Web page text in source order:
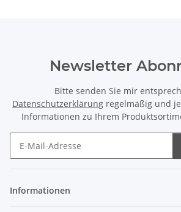
Newsletter
Bitte senden Sie mir
Datenschutzerklärung regelmäßig und
Informationen zu Ihrem
Informationen